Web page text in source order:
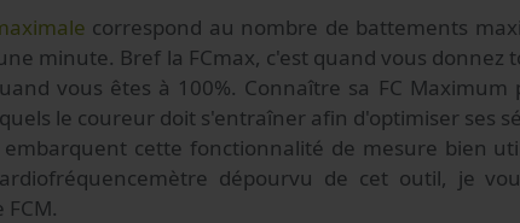
correspond au nombre de battements
minute. Bref la FCmax, c'est quand vous donnez
vous êtes à 100%. Connaître sa FC Maximum
le coureur doit s'entraîner afin d'optimiser ses
cette fonctionnalité de mesure bien
dépourvu de cet outil, je